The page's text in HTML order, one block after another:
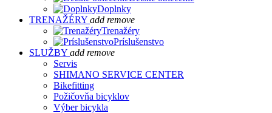
Doplnky
TRENAŽÉRY add remove
Trenažéry
Príslušenstvo
SLUŽBY add remove
Servis
SHIMANO SERVICE CENTER
Bikefitting
Požičovňa bicyklov
Výber bicykla